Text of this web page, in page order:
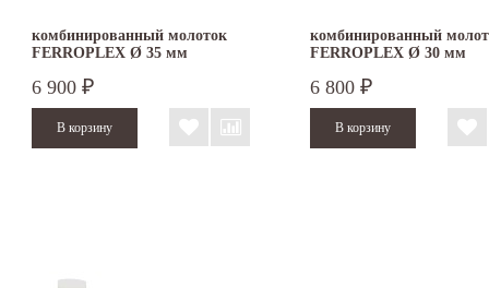
комбинированный молоток
FERROPLEX Ø 35 мм
3677.035
6 900 ₽
комбинированный
FERROPLEX Ø 30 мм
6 800 ₽